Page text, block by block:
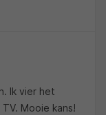
Ik vier het
Mooie kans!